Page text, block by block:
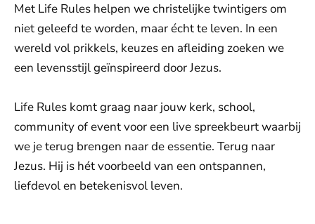
Met Life Rules helpen we christelijke twintigers om
niet geleefd te worden, maar écht te leven. In een
wereld vol prikkels, keuzes en afleiding zoeken we
een levensstijl geïnspireerd door Jezus.
Life Rules komt graag naar jouw kerk, school,
community of event voor een live spreekbeurt waarbij
we je terug brengen naar de essentie. Terug naar
Jezus. Hij is hét voorbeeld van een ontspannen,
liefdevol en betekenisvol leven.